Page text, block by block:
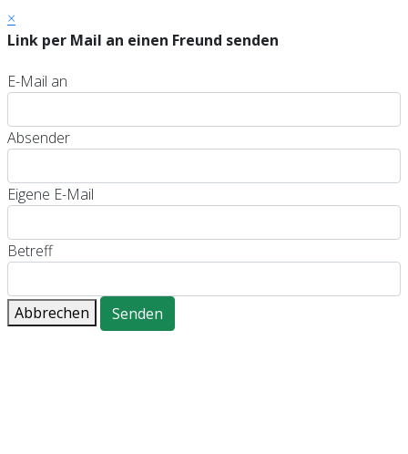
×
Link per Mail an einen Freund senden
E-Mail an
Absender
Eigene E-Mail
Betreff
Abbrechen Senden